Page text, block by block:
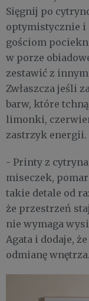
Sięgnij po
optymistycznie i
gościom
w porze
zestawić z
Zwłaszcza jeśli
barw, które
limonki,
zastrzyk energii.
- Printy z
miseczek,
takie detale od
że przestrzeń
nie wymaga
Agata i dodaje,
odmianę wnętrza.